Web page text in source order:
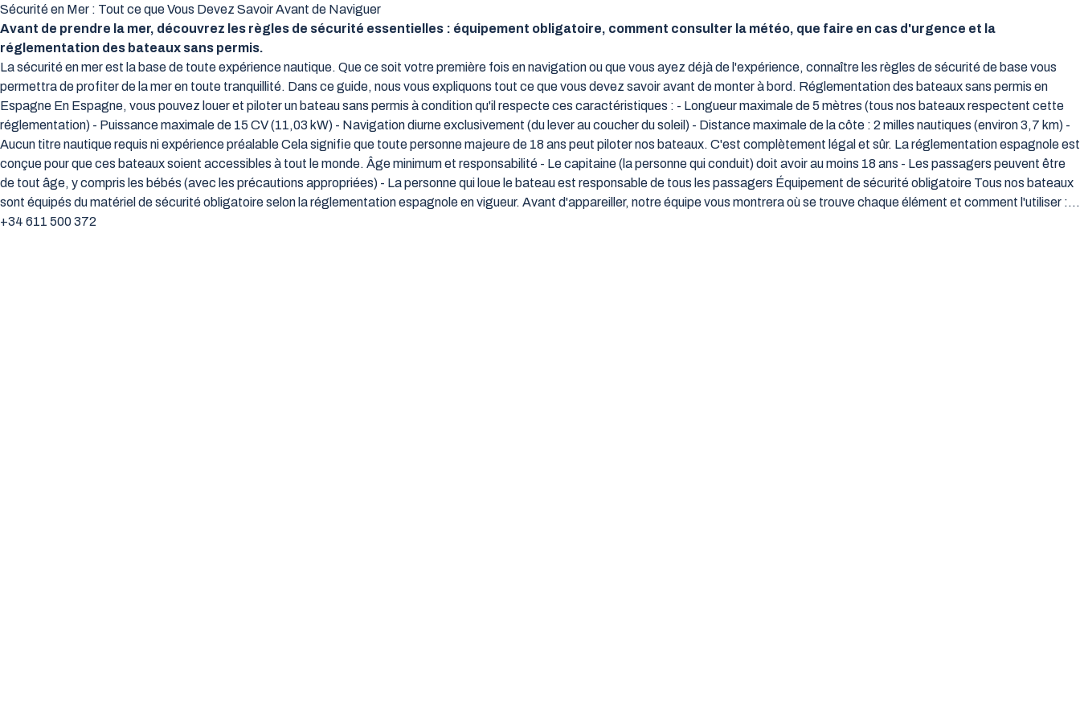
Sécurité en Mer : Tout ce que Vous Devez Savoir Avant de Naviguer
Avant de prendre la mer, découvrez les règles de sécurité essentielles : équipement obligatoire, comment consulter la météo, que faire en cas d'urgence et la
réglementation des bateaux sans permis.
La sécurité en mer est la base de toute expérience nautique. Que ce soit votre première fois en navigation ou que vous ayez déjà de l'expérience, connaître les règles de sécurité de base vous
permettra de profiter de la mer en toute tranquillité. Dans ce guide, nous vous expliquons tout ce que vous devez savoir avant de monter à bord. Réglementation des bateaux sans permis en
Espagne En Espagne, vous pouvez louer et piloter un bateau sans permis à condition qu'il respecte ces caractéristiques : - Longueur maximale de 5 mètres (tous nos bateaux respectent cette
réglementation) - Puissance maximale de 15 CV (11,03 kW) - Navigation diurne exclusivement (du lever au coucher du soleil) - Distance maximale de la côte : 2 milles nautiques (environ 3,7 km) -
Aucun titre nautique requis ni expérience préalable Cela signifie que toute personne majeure de 18 ans peut piloter nos bateaux. C'est complètement légal et sûr. La réglementation espagnole est
conçue pour que ces bateaux soient accessibles à tout le monde. Âge minimum et responsabilité - Le capitaine (la personne qui conduit) doit avoir au moins 18 ans - Les passagers peuvent être
de tout âge, y compris les bébés (avec les précautions appropriées) - La personne qui loue le bateau est responsable de tous les passagers Équipement de sécurité obligatoire Tous nos bateaux
sont équipés du matériel de sécurité obligatoire selon la réglementation espagnole en vigueur. Avant d'appareiller, notre équipe vous montrera où se trouve chaque élément et comment l'utiliser :…
+34 611 500 372